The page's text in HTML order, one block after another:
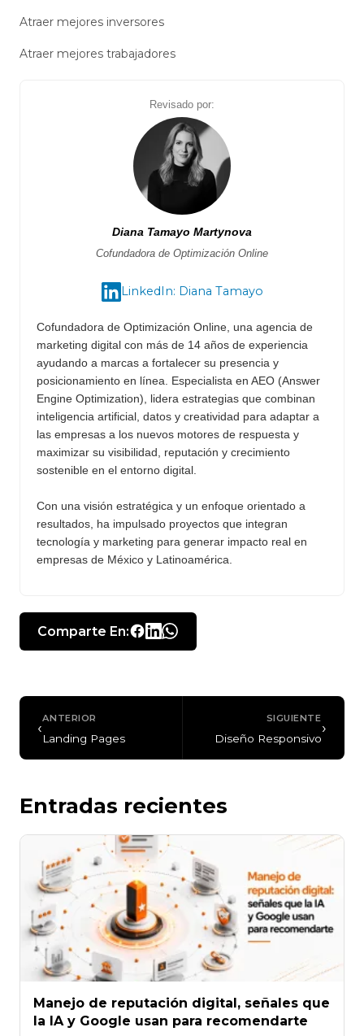
Atraer mejores inversores
Atraer mejores trabajadores
Revisado por:
Diana Tamayo Martynova
Cofundadora de Optimización Online
LinkedIn: Diana Tamayo
Cofundadora de Optimización Online, una agencia de
marketing digital con más de 14 años de experiencia
ayudando a marcas a fortalecer su presencia y
posicionamiento en línea. Especialista en AEO (Answer
Engine Optimization), lidera estrategias que combinan
inteligencia artificial, datos y creatividad para adaptar a
las empresas a los nuevos motores de respuesta y
maximizar su visibilidad, reputación y crecimiento
sostenible en el entorno digital.
Con una visión estratégica y un enfoque orientado a
resultados, ha impulsado proyectos que integran
tecnología y marketing para generar impacto real en
empresas de México y Latinoamérica.
Comparte En:
‹ANTERIOR
Landing Pages
SIGUIENTE
Diseño Responsivo
›
Entradas recientes
Manejo de reputación digital, señales que
la IA y Google usan para recomendarte